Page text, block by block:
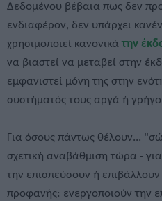
Δεδομένου βέβαια πως δεν
ενδιαφέρον, δεν υπάρχει
χρησιμοποιεί κανονικά την
να βιαστεί να μεταβεί στην
εμφανιστεί μόνη της στην
συστήματός τους αργά ή
Για όσους πάντως θέλουν...
σχετική αναβάθμιση τώρα -
την επισπεύσουν ή
προφανής: ενεργοποιούν την